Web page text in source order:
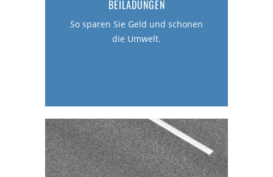
BEILADUNGEN
So sparen Sie Geld und schonen
die Umwelt.